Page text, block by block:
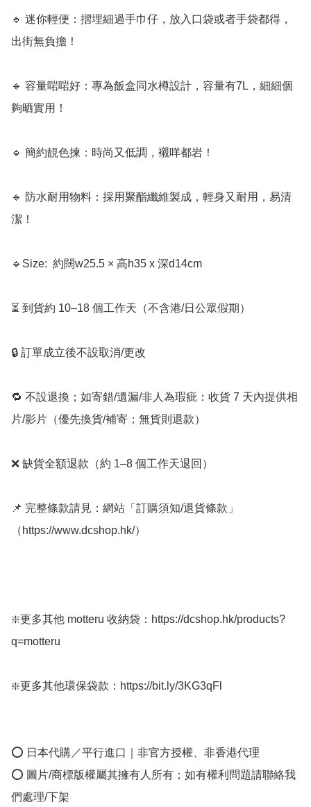
🔹 迷你輕便：摺埋細過手巾仔，放入口袋或者手袋都得，
出街無負擔！
🔹 容量啱啱好：專為飯盒同水樽設計，容量有7L，細細個
夠晒實用！
🔹 簡約靚色揀：時尚又低調，襯咩都岩！
🔹 防水耐用物料：採用聚酯纖維製成，輕身又耐用，易清
潔！
🔹Size:  約闊w25.5 × 高h35 x 深d14cm
⏳ 到貨約 10–18 個工作天（不含港/日公眾假期）
🔒 訂單成立後不設取消/更改
🔁 不設退換；如寄錯/遺漏/非人為瑕疵：收貨 7 天內提供相
片/影片（優先換貨/補寄；無貨則退款）
❌ 缺貨全額退款（約 1–8 個工作天退回）
📌 完整條款請見：網站「訂購須知/退貨條款」
（https://www.dcshop.hk/）
❇️更多其他 motteru 收納袋：https://dcshop.hk/products?
q=motteru
❇️更多其他環保袋款：https://bit.ly/3KG3qFl
⭕ 日本代購／平行進口｜非官方授權、非香港代理
⭕ 圖片/商標版權屬其擁有人所有；如有權利問題請聯絡我
們處理/下架